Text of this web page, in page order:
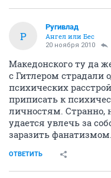
Р
Ругивлад
Ангел или Бес
20 ноября 2010
Македонского ту да
с Гитлером
психических
приписать к
личностям.
удается увлечь за
заразить фанатизмом.
ОТВЕТИТЬ